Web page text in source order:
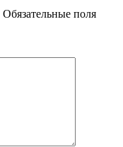
Обязательные поля